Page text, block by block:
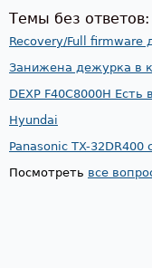
Темы без ответов:
Recovery/Full firmware
Занижена дежурка в
DEXP F40C8000H Есть
Hyundai
Panasonic TX-32DR400
Посмотреть все